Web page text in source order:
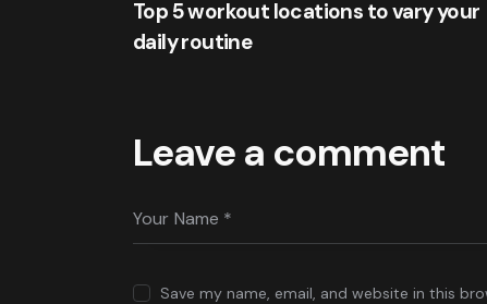
Top 5 workout locations to vary your
daily routine
Leave a comment
Save my name, email, and website in this